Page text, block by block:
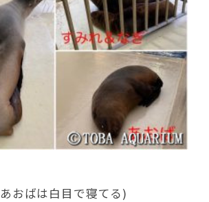
おばは白目で寝てる)